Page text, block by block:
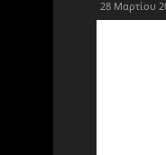
28 Μαρτίου